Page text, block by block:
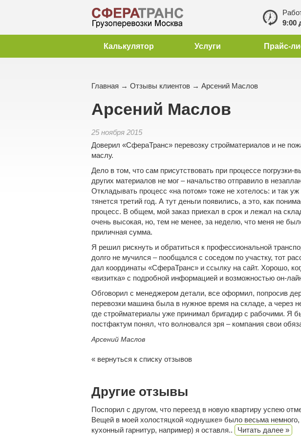
Калькулятор Услуги Прайс-
9:00
Главная → Отзывы клиентов → Арсений Маслов
Арсений Маслов
25 ноября 2015
Доверил «СфераТранс» перевозку стройматериалов и не
маслу.
Дело в том, что сам присутствовать при процессе погрузки-
других материалов не мог – начальство отправило в
Откладывать процесс «на потом» тоже не хотелось: и так уж
тянется третий год. А тут деньги появились, а это, как
процесс. В общем, мой заказ приехал в срок и лежал на
очень высокая, но, тем не менее, за неделю, что меня не
приличная сумма.
Я решил рискнуть и обратиться к профессиональной
долго не мучился – пообщался с соседом по участку, тот
дал координаты «СфераТранс» и ссылку на сайт. Хорошо,
«визитка» с подробной информацией и возможностью он-
Обговорил с менеджером детали, все оформил, попросив
перевозки машина была в нужное время на складе, а через
где стройматериалы уже принимал бригадир с рабочими. Я
постфактум понял, что волновался зря – компания свои
Арсений Маслов
« вернуться к списку отзывов
Другие отзывы
Поспорил с другом, что переезд в новую квартиру успею
Вещей в моей холостяцкой «однушке» было весьма немного,
кухонный гарнитур, например) я оставля..
Читать далее »